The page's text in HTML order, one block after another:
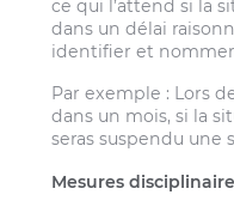
ce qui l’attend si la
dans un délai
identifier et
Par exemple : Lors
dans un mois, si la
seras suspendu une
Mesures